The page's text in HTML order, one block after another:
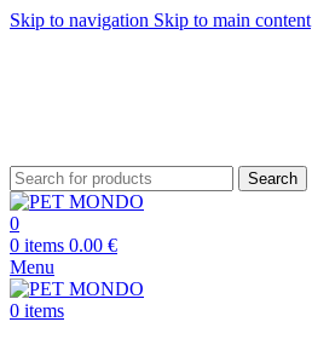
Skip to navigation Skip to main content
Search
0
0 items 0.00 €
Menu
0 items